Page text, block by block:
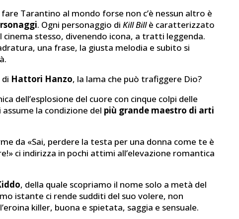
fare Tarantino al mondo forse non c’è nessun altro è
. Ogni personaggio di Kill Billè caratterizzato
stesso, divenendo icona, a tratti leggenda.
una frase, la giusta melodia e subito si
Hattori Hanzo, la lama che può trafiggere Dio?
dell’esplosione del cuore con cinque colpi delle
la condizione del più grande maestro di arti
da «Sai, perdere la testa per una donna come te è
ci indirizza in pochi attimi all’elevazione romantica
, della quale scopriamo il nome solo a metà del
istante ci rende sudditi del suo volere, non
killer, buona e spietata, saggia e sensuale.